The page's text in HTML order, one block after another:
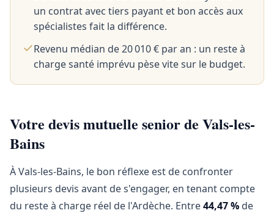
un contrat avec tiers payant et bon accès aux
spécialistes fait la différence.
Revenu médian de 20 010 € par an : un reste à
charge santé imprévu pèse vite sur le budget.
Votre devis mutuelle senior de Vals-les-
Bains
À Vals-les-Bains, le bon réflexe est de confronter
plusieurs devis avant de s'engager, en tenant compte
du reste à charge réel de l'Ardèche. Entre44,47 % de